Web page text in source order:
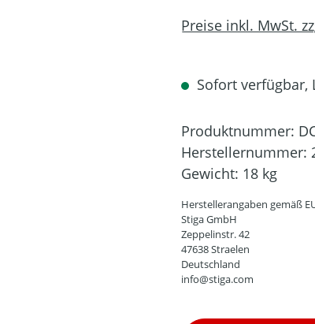
Preise inkl. MwSt.
Sofort verfügbar,
Produktnummer:
Herstellernummer:
Gewicht: 18 kg
Herstellerangaben gemäß
Stiga GmbH
Zeppelinstr. 42
47638 Straelen
Deutschland
info@stiga.com